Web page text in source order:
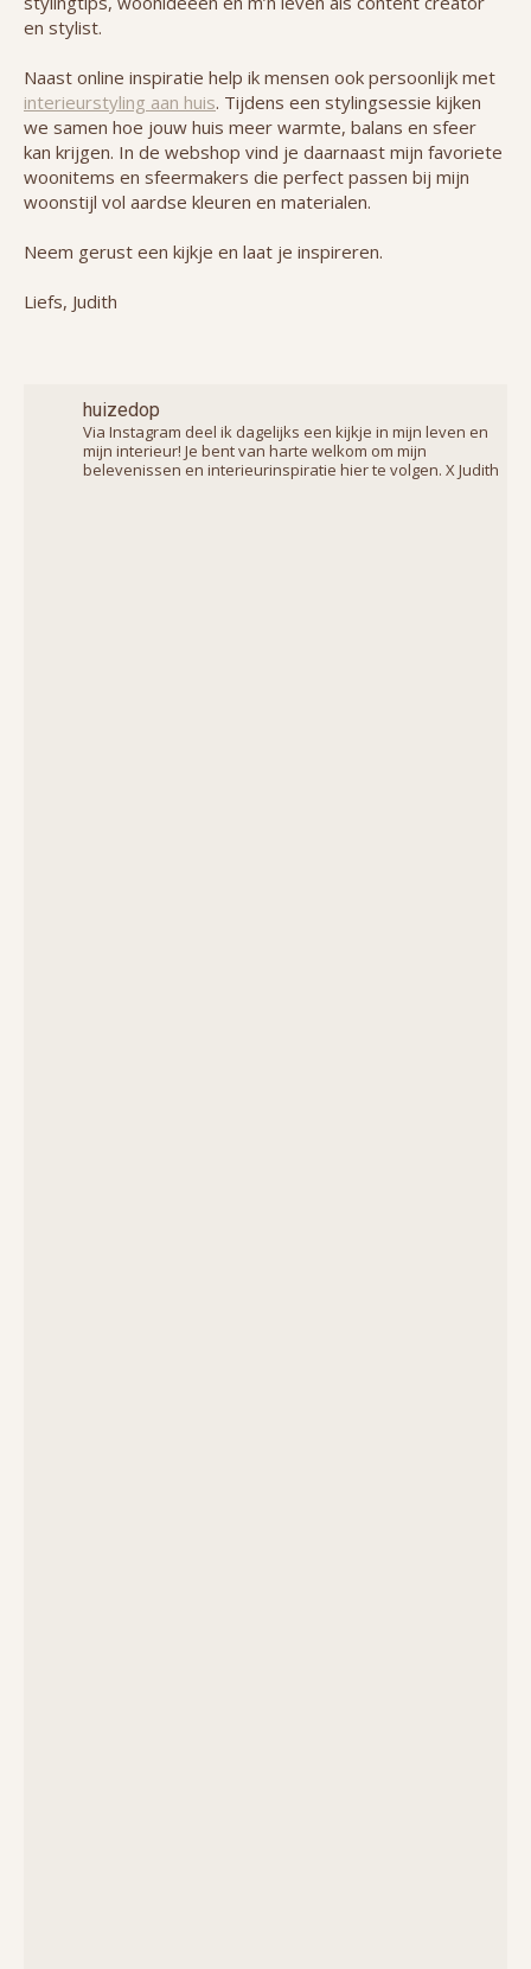
en stylist.
Naast online inspiratie help ik mensen ook persoonlijk met
interieurstyling aan huis. Tijdens een stylingsessie kijken
we samen hoe jouw huis meer warmte, balans en sfeer
kan krijgen. In de webshop vind je daarnaast mijn favoriete
woonitems en sfeermakers die perfect passen bij mijn
woonstijl vol aardse kleuren en materialen.
Neem gerust een kijkje en laat je inspireren.
Liefs, Judith
huizedop
Via Instagram deel ik dagelijks een kijkje in mijn leven en
mijn interieur! Je bent van harte welkom om mijn
belevenissen en interieurinspiratie hier te volgen. X Judith